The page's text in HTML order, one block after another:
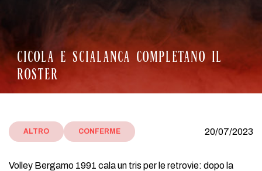
CICOLA E SCIALANCA COMPLETANO IL
ROSTER
ALTRO CONFERME 20/07/2023
Volley Bergamo 1991 cala un tris per le retrovie: dopo la